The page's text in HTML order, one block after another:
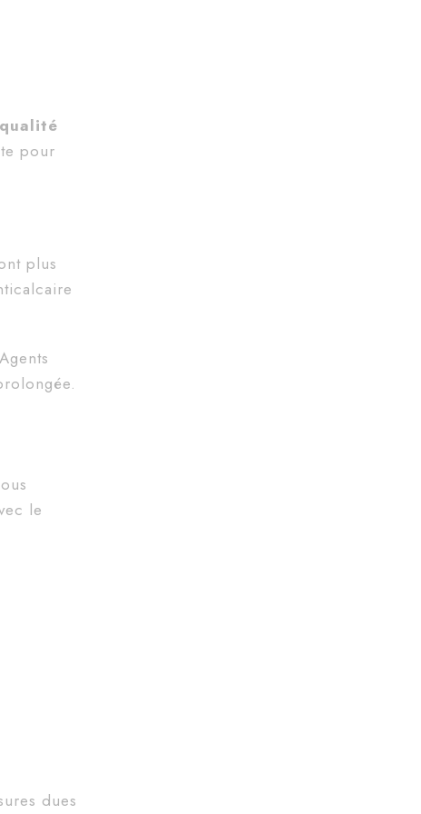
qualité
pour
plus
le
dues